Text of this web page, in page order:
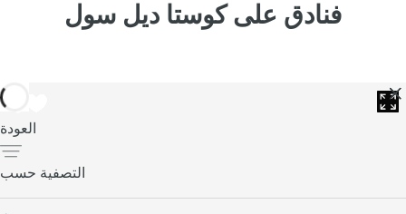
فنادق على كوستا ديل سول
العودة
التصفية حسب
ا
ب
ي
ن